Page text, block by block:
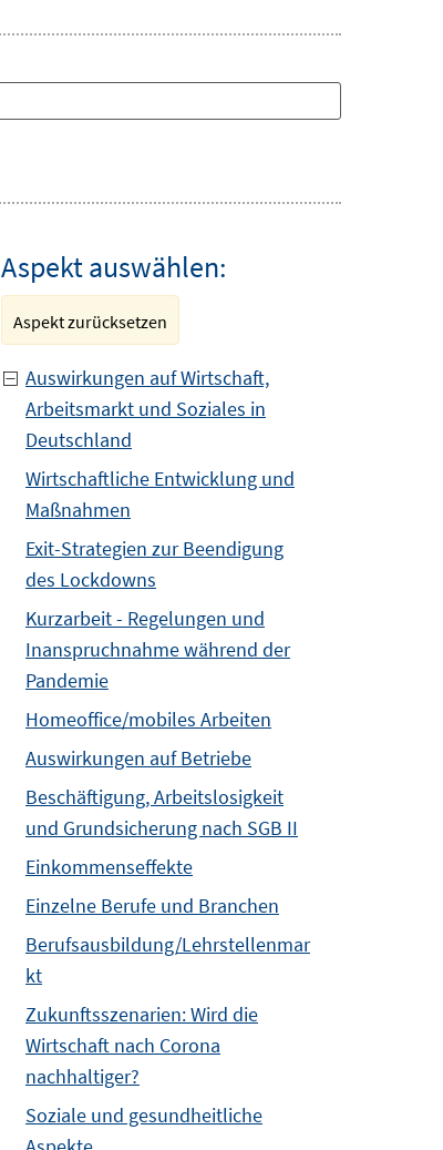
Aspekt auswählen:
Aspekt zurücksetzen
Auswirkungen auf Wirtschaft,
Arbeitsmarkt und Soziales in
Deutschland
Wirtschaftliche Entwicklung und
Maßnahmen
Exit-Strategien zur Beendigung
des Lockdowns
Kurzarbeit - Regelungen und
Inanspruchnahme während der
Pandemie
Homeoffice/mobiles Arbeiten
Auswirkungen auf Betriebe
Beschäftigung, Arbeitslosigkeit
und Grundsicherung nach SGB II
Einkommenseffekte
Einzelne Berufe und Branchen
Berufsausbildung/Lehrstellenmar
kt
Zukunftsszenarien: Wird die
Wirtschaft nach Corona
nachhaltiger?
Soziale und gesundheitliche